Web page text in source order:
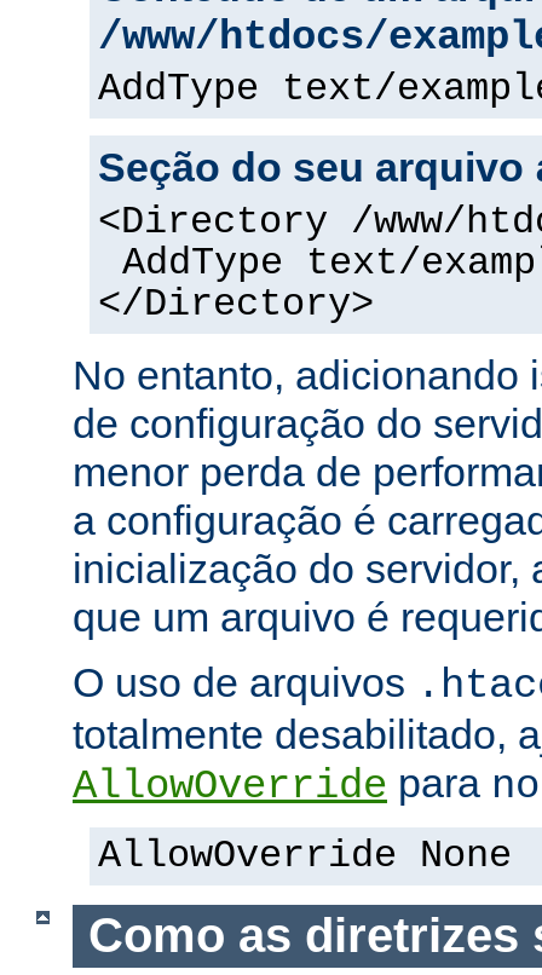
/www/htdocs/
AddType text/
Seção do seu arquivo
<Directory /www/
AddType text/
</Directory>
No entanto, adicionando
de configuração do
menor perda de
a configuração é
inicialização do servidor,
que um arquivo é
O uso de arquivos
totalmente desabilitado,
AllowOverride para
AllowOverride None
Como as diretrizes